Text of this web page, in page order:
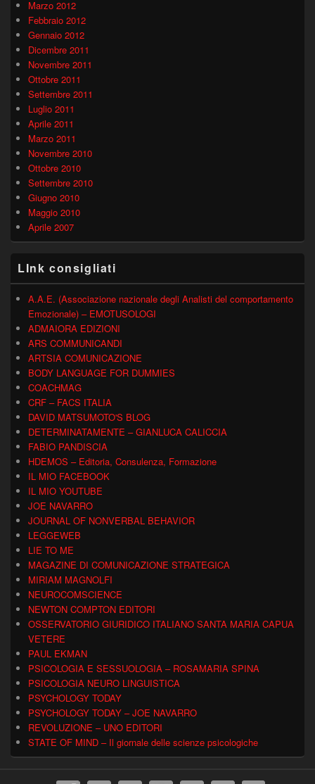
Marzo 2012
Febbraio 2012
Gennaio 2012
Dicembre 2011
Novembre 2011
Ottobre 2011
Settembre 2011
Luglio 2011
Aprile 2011
Marzo 2011
Novembre 2010
Ottobre 2010
Settembre 2010
Giugno 2010
Maggio 2010
Aprile 2007
LInk consigliati
A.A.E. (Associazione nazionale degli Analisti del comportamento
Emozionale) – EMOTUSOLOGI
ADMAIORA EDIZIONI
ARS COMMUNICANDI
ARTSIA COMUNICAZIONE
BODY LANGUAGE FOR DUMMIES
COACHMAG
CRF – FACS ITALIA
DAVID MATSUMOTO'S BLOG
DETERMINATAMENTE – GIANLUCA CALICCIA
FABIO PANDISCIA
HDEMOS – Editoria, Consulenza, Formazione
IL MIO FACEBOOK
IL MIO YOUTUBE
JOE NAVARRO
JOURNAL OF NONVERBAL BEHAVIOR
LEGGEWEB
LIE TO ME
MAGAZINE DI COMUNICAZIONE STRATEGICA
MIRIAM MAGNOLFI
NEUROCOMSCIENCE
NEWTON COMPTON EDITORI
OSSERVATORIO GIURIDICO ITALIANO SANTA MARIA CAPUA
VETERE
PAUL EKMAN
PSICOLOGIA E SESSUOLOGIA – ROSAMARIA SPINA
PSICOLOGIA NEURO LINGUISTICA
PSYCHOLOGY TODAY
PSYCHOLOGY TODAY – JOE NAVARRO
REVOLUZIONE – UNO EDITORI
STATE OF MIND – Il giornale delle scienze psicologiche